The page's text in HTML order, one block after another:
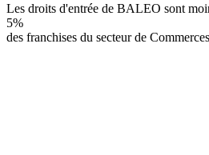
Les droits d'entrée de BALEO sont
5%
des franchises du secteur de